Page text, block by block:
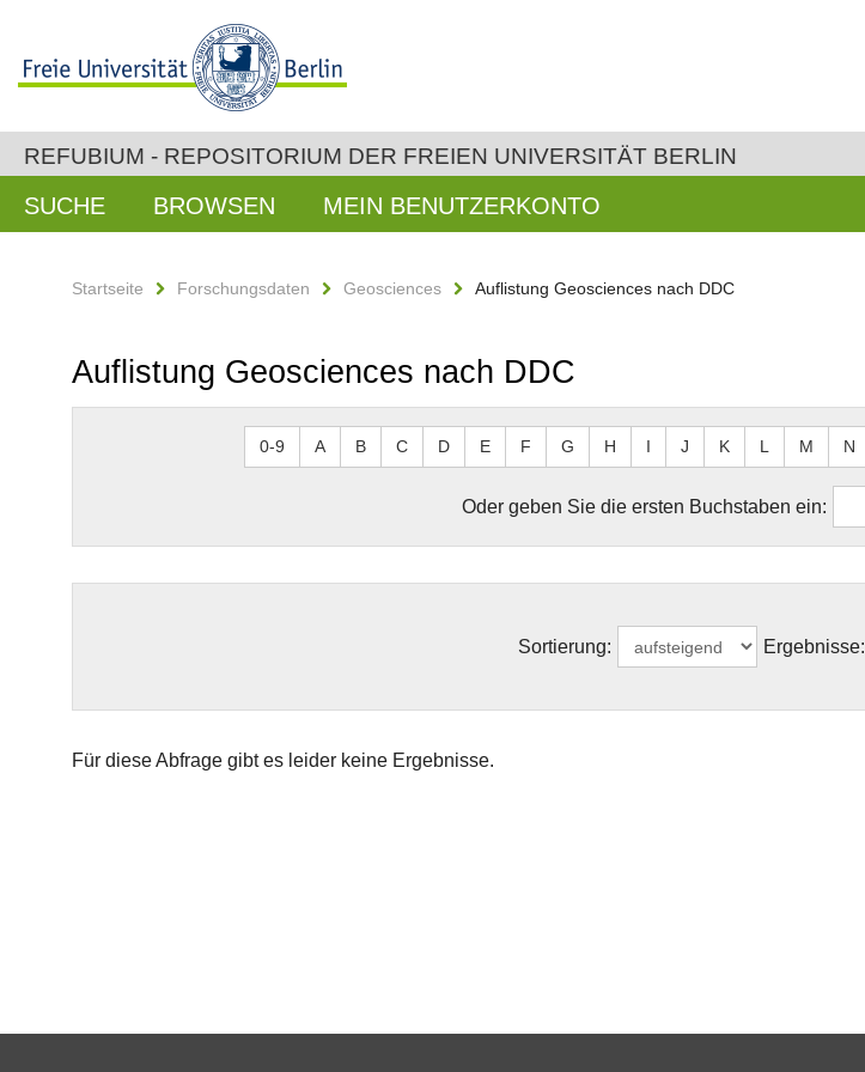
REFUBIUM - REPOSITORIUM DER FREIEN UNIVERSITÄT BERLIN
SUCHE BROWSEN MEIN BENUTZERKONTO
Startseite Forschungsdaten Geosciences Auflistung Geosciences nach DDC
Auflistung Geosciences nach DDC
0-9 A B C D E F G H I J K L M N
Oder geben Sie die ersten Buchstaben ein:
Sortierung: Ergebnisse:
Für diese Abfrage gibt es leider keine Ergebnisse.